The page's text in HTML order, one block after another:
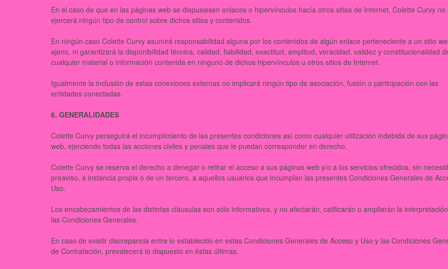
En el caso de que en las páginas web se dispusiesen enlaces o hipervínculos hacía otros sitios de Internet, Colette Curvy no
ejercerá ningún tipo de control sobre dichos sitios y contenidos.
En ningún caso Colette Curvy asumirá responsabilidad alguna por los contenidos de algún enlace perteneciente a un sitio
ajeno, ni garantizará la disponibilidad técnica, calidad, fiabilidad, exactitud, amplitud, veracidad, validez y constitucionalidad
cualquier material o información contenida en ninguno de dichos hipervínculos u otros sitios de Internet.
Igualmente la inclusión de estas conexiones externas no implicará ningún tipo de asociación, fusión o participación con las
entidades conectadas.
6. GENERALIDADES
Colette Curvy perseguirá el incumplimiento de las presentes condiciones así como cualquier utilización indebida de sus
web, ejerciendo todas las acciones civiles y penales que le puedan corresponder en derecho.
Colette Curvy se reserva el derecho a denegar o retirar el acceso a sus páginas web y/o a los servicios ofrecidos, sin
preaviso, a instancia propia o de un tercero, a aquellos usuarios que incumplan las presentes Condiciones Generales de
Uso.
Los encabezamientos de las distintas cláusulas son sólo informativos, y no afectarán, calificarán o ampliarán la
las Condiciones Generales.
En caso de existir discrepancia entre lo establecido en estas Condiciones Generales de Acceso y Uso y las Condiciones
de Contratación, prevalecerá lo dispuesto en éstas últimas.